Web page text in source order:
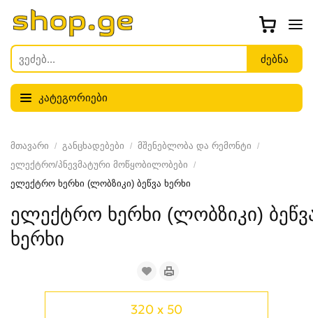
კატეგორიები
მთავარი განცხადებები
მშენებლობა და რემონტი
ელექტრო/პნევმატური მოწყობილობები
ელექტრო ხერხი (ლობზიკი) ბეწვა ხერხი
ელექტრო ხერხი (ლობზიკი)
ხერხი
320 x 50